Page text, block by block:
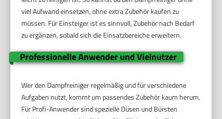
viel Aufwand einsetzen, ohne extra Zubehör kaufen zu
müssen. Für Einsteiger ist es sinnvoll, Zubehör nach Bedarf
zu ergänzen, sobald sich die Einsatzbereiche erweitern.
Professionelle Anwender und Vielnutzer
Wer den Dampfreiniger regelmäßig und für verschiedene
Aufgaben nutzt, kommt um passendes Zubehör kaum herum.
Für Profi-Anwender sind spezielle Düsen und Bürsten